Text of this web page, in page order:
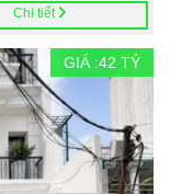
Chi tiết
GIÁ :42 TỶ